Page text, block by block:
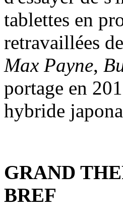
tablettes en
retravaillées
Max Payne,
portage en
hybride
GRAND
BREF